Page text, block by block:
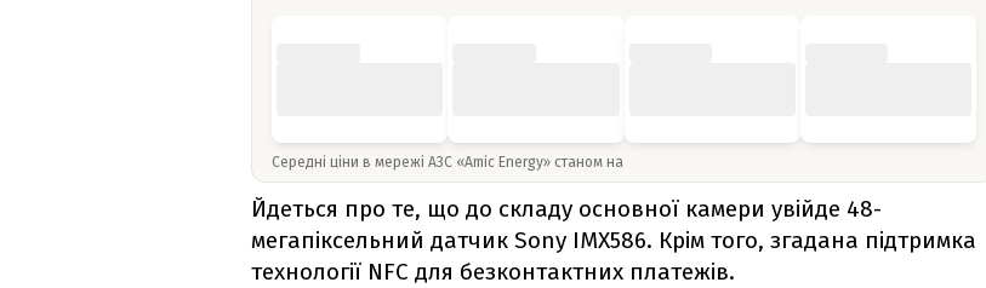
Середні ціни в мережі АЗС «Amic Energy» станом на
Йдеться про те, що до складу основної камери увійде 48-
мегапіксельний датчик Sony IMX586. Крім того, згадана підтримка
технології NFC для безконтактних платежів.